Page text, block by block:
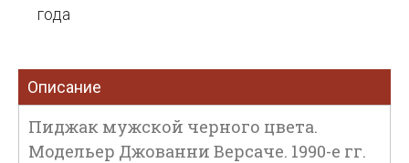
года
Описание
Пиджак мужской черного цвета.
Модельер Джованни Версаче. 1990-е гг.